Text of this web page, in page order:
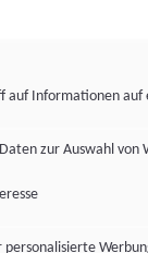
auf Informationen auf
zur Auswahl von
personalisierte